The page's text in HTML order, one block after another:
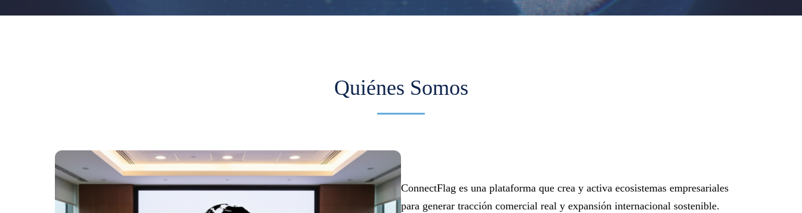
Quiénes Somos
ConnectFlag es una plataforma que crea y activa ecosistemas empresariales
para generar tracción comercial real y expansión internacional sostenible.